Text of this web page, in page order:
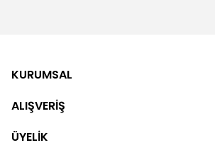
KURUMSAL
ALIŞVERİŞ
ÜYELİK